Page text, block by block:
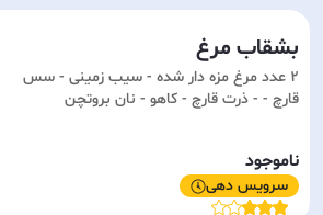
بشقاب مرغ
2 عدد مرغ مزه دار شده - سیب زمینی - سس
قارچ - - ذرت قارچ - کاهو - نان بروتچن
ناموجود
سرویس دهی